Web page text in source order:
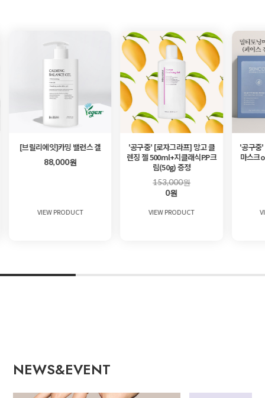
[브릴리에잇]카밍 밸런스 겔
88,000원
VIEW PRODUCT
'공구중' [로자그라프] 망고 클
렌징 젤 500ml+지클래식P.P크
림(50g) 증정
153,000원
0원
VIEW PRODUCT
'공구중
마스크
NEWS&EVENT